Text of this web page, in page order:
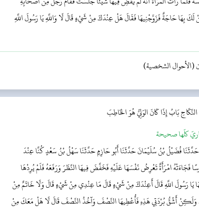
بِهَا حَاجَةٌ فَزَوِّجْنِيهَا فَقَالَ هَلْ عِنْدَكَ مِنْ شَيْءٍ قَالَ لَا وَاللَّهِ يَا رَسُولَ اللَّهِ
(الأحوال الشخصية)
بَابُ إِذَا كَانَ الوَلِيُّ هُوَ الخَاطِبَ
كلّها صحيحة
حَدَّثَنَا فُضَيْلُ بْنُ سُلَيْمَانَ حَدَّثَنَا أَبُو حَازِمٍ حَدَّثَنَا سَهْلُ بْنُ سَعْدٍ كُنَّا عِنْدَ
فَجَاءَتْهُ امْرَأَةٌ تَعْرِضُ نَفْسَهَا عَلَيْهِ فَخَفَّضَ فِيهَا النَّظَرَ وَرَفَعَهُ فَلَمْ يُرِدْهَا
يَا رَسُولَ اللَّهِ قَالَ أَعِنْدَكَ مِنْ شَيْءٍ قَالَ مَا عِنْدِي مِنْ شَيْءٍ قَالَ وَلَا خَاتَمٌ مِنْ
أَشُقُّ بُرْدَتِي هَذِهِ فَأُعْطِيهَا النِّصْفَ وَآخُذُ النِّصْفَ قَالَ لَا هَلْ مَعَكَ مِنْ